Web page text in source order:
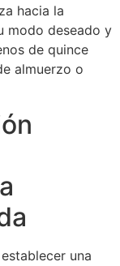
hacia la
modo deseado y
de quince
almuerzo o
una